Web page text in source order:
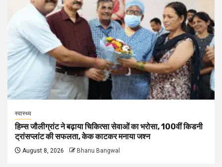
स्वास्थ्य
हिम्स जौलीग्रांट ने बढ़ाया चिकित्सा सेवाओं का भरोसा, 100वीं किडनी
ट्रांसप्लांट की सफलता, केक काटकर मनाया जश्न
August 8, 2026 Bhanu Bangwal